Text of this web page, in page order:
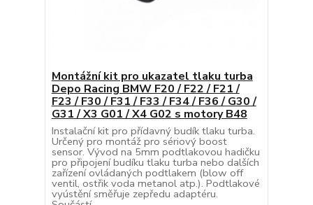
Montážní kit pro ukazatel tlaku turba
Depo Racing BMW F20 / F22 / F21 /
F23 / F30 / F31 / F33 / F34 / F36 / G30 /
G31 / X3 G01 / X4 G02 s motory B48
Instalační kit pro přídavný budík tlaku turba.
Určený pro montáž pro sériový boost
sensor. Vývod na 5mm podtlakovou hadičku
pro připojení budíku tlaku turba nebo dalších
zařízení ovládaných podtlakem (blow off
ventil, ostřik voda metanol atp.). Podtlakové
vyústění směřuje zepředu adaptéru.